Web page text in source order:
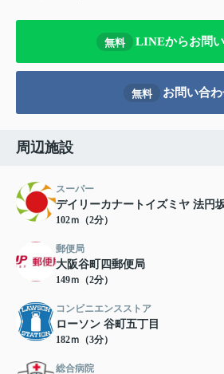
無料 LINEからお問
無料 お問い合
周辺施設
スーパー
デイリーカナートイズミヤ 法円
102ｍ（2分）
郵便局
大阪谷町四郵便局
149ｍ（2分）
コンビニエンスストア
ローソン 谷町五丁目
182ｍ（3分）
総合病院